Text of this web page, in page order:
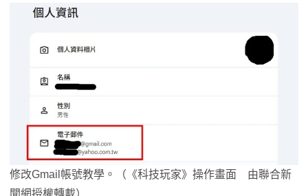
修改Gmail帳號教學。（《科技玩家》操作畫面 由聯合新